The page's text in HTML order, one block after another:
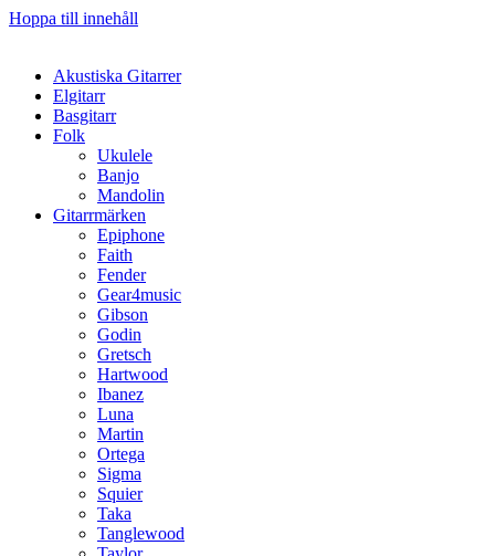
Hoppa till innehåll
Akustiska Gitarrer
Elgitarr
Basgitarr
Folk
Ukulele
Banjo
Mandolin
Gitarrmärken
Epiphone
Faith
Fender
Gear4music
Gibson
Godin
Gretsch
Hartwood
Ibanez
Luna
Martin
Ortega
Sigma
Squier
Taka
Tanglewood